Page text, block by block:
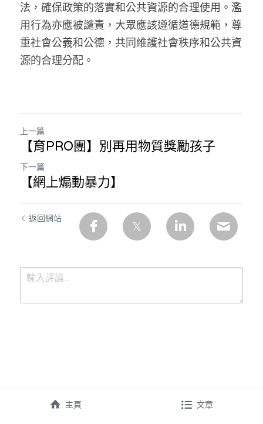
香港科技專上書院｜專欄
法，確保政策的落實和公共資源的合理使用。濫
用行為亦應被譴責，大眾應該遵循道德規範，尊
重社會公義和公德，共同維護社會秩序和公共資
源的合理分配。
上一篇
【育PRO團】別再用物質獎勵孩子
下一篇
【網上煽動暴力】
返回網站
主頁 文章